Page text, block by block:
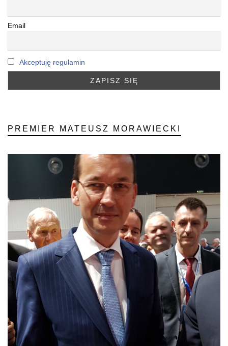
Email
Akceptuję regulamin
PREMIER MATEUSZ MORAWIECKI